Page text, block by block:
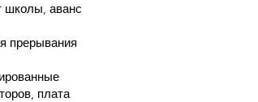
школы, аванс
прерывания
плата